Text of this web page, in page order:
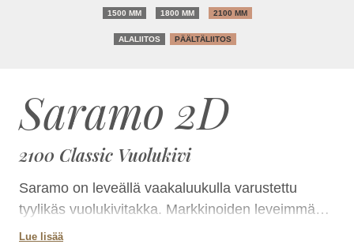
Saramo 2D
2100 Classic Vuolukivi
Saramo on leveällä vaakaluukulla varustettu
tyylikäs vuolukivitakka. Markkinoiden leveimmän
luukun kautta tuli näkyy kauniisti ja kauas.Takkaa
Lue lisää
1500 MM 1800 MM 2100 MM
ALALIITOS PÄÄLTÄLIITOS